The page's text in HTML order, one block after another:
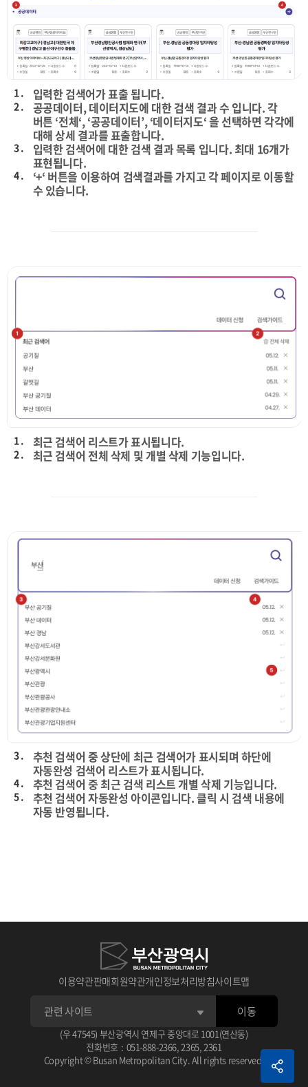
1 . 입력한 검색어가 표출 됩니다.
2 .
공공데이터, 데이터지도에 대한 검색 결과 수 입니다. 각
버튼 ‘전체‘, ‘공공데이터’, ‘데이터지도‘ 을 선택하면 각각에
대해 상세 결과를 표출합니다.
3 .
입력한 검색어에 대한 검색 결과 목록 입니다. 최대 16개가
표현됩니다.
4 .
‘+‘ 버튼을 이용하여 검색결과를 가지고 각 페이지로 이동할
수 있습니다.
1 . 최근 검색어 리스트가 표시됩니다.
2 . 최근 검색어 전체 삭제 및 개별 삭제 기능입니다.
3 .
추천 검색어 중 상단에 최근 검색어가 표시되며 하단에
자동완성 검색어 리스트가 표시됩니다.
4 . 추천 검색어 중 최근 검색 리스트 개별 삭제 기능입니다.
5 .
추천 검색어 자동완성 아이콘입니다. 클릭 시 검색 내용에
자동 반영됩니다.
체크가 없으면 기본 상세 검색됩니다.
검색 조건으로 AND, OR, NOT으로 검색됩니다.
상세검색 후 선택한 데이터의 타이틀입니다.
아이콘 클릭 시 선택한 데이터 스크랩이 가능합니다.
선택한 데이터 평점 주기 기능입니다.
선택한 데이터 관련 정보입니다.
이용약관판매회원약관개인정보처리방침사이트맵
(우 47545) 부산광역시 연제구 중앙대로 1001(연산동)
전화번호 : 051-888-2366 2365, 2361
Copyright © Busan Metropolitan City. All rights reserved.
이동